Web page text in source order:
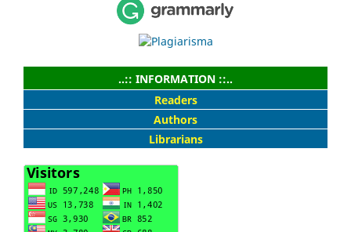
..:: INFORMATION ::..
Readers
Authors
Librarians